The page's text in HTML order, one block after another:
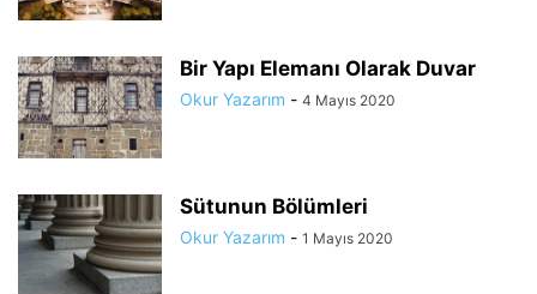
Bir Yapı Elemanı Olarak Duvar
Okur Yazarım - 4 Mayıs 2020
Sütunun Bölümleri
Okur Yazarım - 1 Mayıs 2020